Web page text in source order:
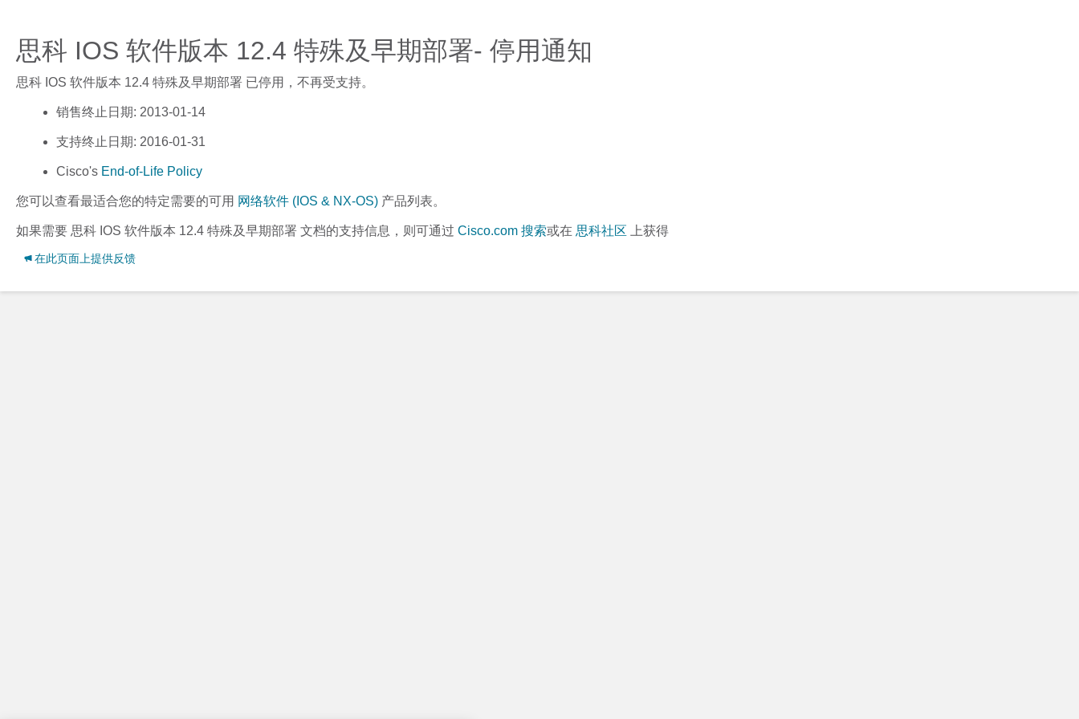
思科 IOS 软件版本 12.4 特殊及早期部署- 停用通知
思科 IOS 软件版本 12.4 特殊及早期部署 已停用，不再受支持。
销售终止日期: 2013-01-14
支持终止日期: 2016-01-31
Cisco's End-of-Life Policy
您可以查看最适合您的特定需要的可用 网络软件 (IOS & NX-OS) 产品列表。
如果需要 思科 IOS 软件版本 12.4 特殊及早期部署 文档的支持信息，则可通过 Cisco.com 搜索或在 思科社区 上获得
在此页面上提供反馈